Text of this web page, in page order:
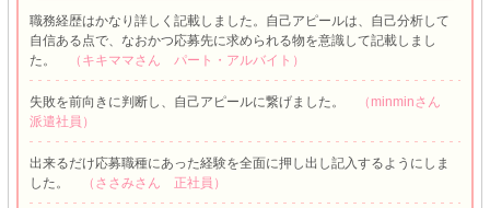
職務経歴はかなり詳しく記載しました。自己アピールは、自己分析して
自信ある点で、なおかつ応募先に求められる物を意識して記載しまし
た。
（キキママさん パート・アルバイト）
失敗を前向きに判断し、自己アピールに繋げました。
（minminさん
派遣社員）
出来るだけ応募職種にあった経験を全面に押し出し記入するようにしま
した。
（ささみさん 正社員）